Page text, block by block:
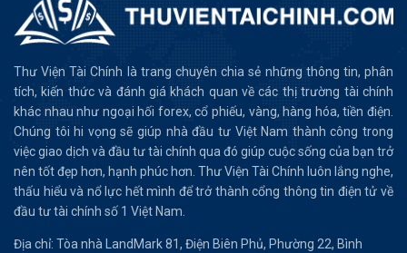
Thư Viện Tài Chính là trang chuyên chia sẻ những thông tin, phân
tích, kiến thức và đánh giá khách quan về các thị trường tài chính
khác nhau như ngoại hối forex, cổ phiếu, vàng, hàng hóa, tiền điện.
Chúng tôi hi vọng sẽ giúp nhà đầu tư Việt Nam thành công trong
việc giao dịch và đầu tư tài chính qua đó giúp cuộc sống của bạn trở
nên tốt đẹp hơn, hạnh phúc hơn. Thư Viện Tài Chính luôn lắng nghe,
thấu hiểu và nổ lực hết mình để trở thành cổng thông tin điện tử về
đầu tư tài chính số 1 Việt Nam.
Địa chỉ: Tòa nhà LandMark 81, Điện Biên Phủ, Phường 22, Bình